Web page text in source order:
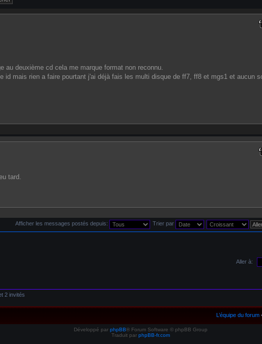
au deuxième cd cela me marque format non reconnu.
id mais rien a faire pourtant j'ai déjà fais les multi disque de ff7, ff8 et mgs1 et aucun
tard.
Afficher les messages postés depuis: Trier par
Aller à:
2 invités
L’équipe du forum
Développé par phpBB® Forum Software © phpBB Group
Traduit par phpBB-fr.com